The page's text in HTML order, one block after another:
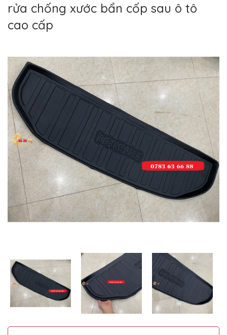
Xe
hệ
MUA
NHIỀU
NHẤT
KIA
TOYOTA
HONDA
MAZDA
SUBARU
CHEVROLET
NISSAN
HYUNDAI
FORD
MITSUBISHI
rửa chống xước bẩn cốp sau ô tô
cao cấp